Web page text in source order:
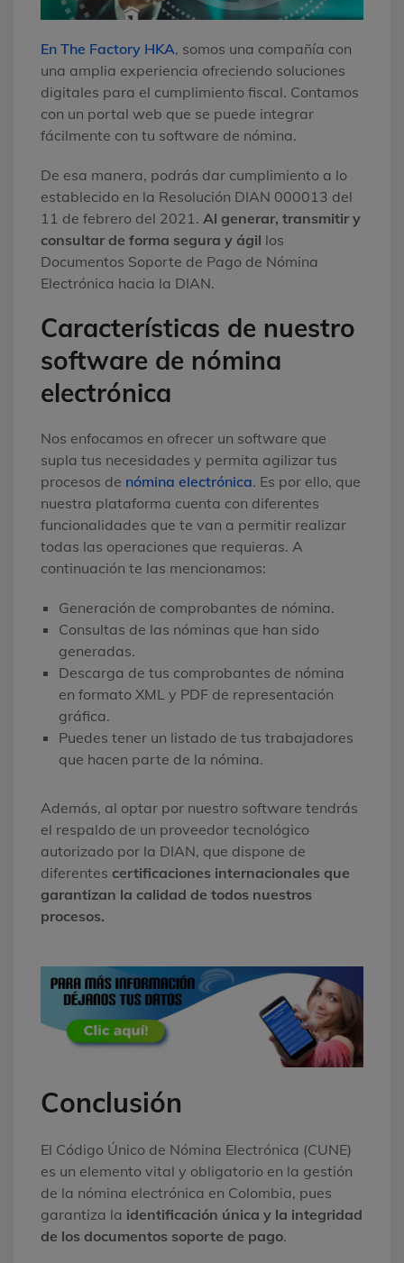
En The Factory HKA, somos una compañía con
una amplia experiencia ofreciendo soluciones
digitales para el cumplimiento fiscal. Contamos
con un portal web que se puede integrar
fácilmente con tu software de nómina.
De esa manera, podrás dar cumplimiento a lo
establecido en la Resolución DIAN 000013 del
11 de febrero del 2021. Al generar, transmitir y
consultar de forma segura y ágil los
Documentos Soporte de Pago de Nómina
Electrónica hacia la DIAN.
Características de nuestro
software de nómina
electrónica
Nos enfocamos en ofrecer un software que
supla tus necesidades y permita agilizar tus
procesos de nómina electrónica. Es por ello, que
nuestra plataforma cuenta con diferentes
funcionalidades que te van a permitir realizar
todas las operaciones que requieras. A
continuación te las mencionamos:
Generación de comprobantes de nómina.
Consultas de las nóminas que han sido
generadas.
Descarga de tus comprobantes de nómina
en formato XML y PDF de representación
gráfica.
Puedes tener un listado de tus trabajadores
que hacen parte de la nómina.
Además, al optar por nuestro software tendrás
el respaldo de un proveedor tecnológico
autorizado por la DIAN, que dispone de
diferentes certificaciones internacionales que
garantizan la calidad de todos nuestros
procesos.
Conclusión
El Código Único de Nómina Electrónica (CUNE)
es un elemento vital y obligatorio en la gestión
de la nómina electrónica en Colombia, pues
garantiza la identificación única y la integridad
de los documentos soporte de pago.